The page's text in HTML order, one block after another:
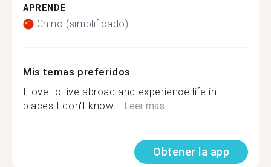
APRENDE
Chino (simplificado)
Mis temas preferidos
I love to live abroad and experience life in
places I don't know....Leer más
Obtener la app